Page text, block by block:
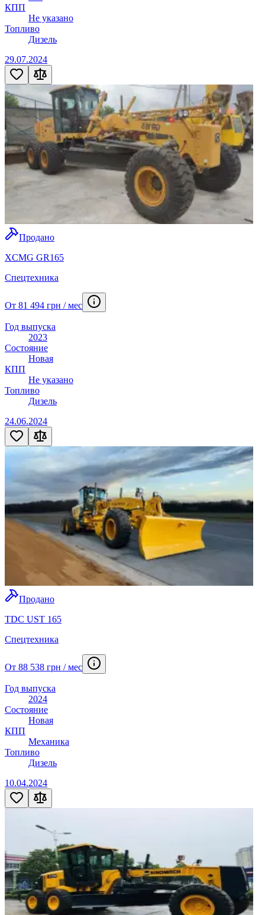
КПП
Не указано
Топливо
Дизель
29.07.2024
Продано
XCMG GR165
Спецтехника
От 81 494 грн / мес
Год выпуска
2023
Состояние
Новая
КПП
Не указано
Топливо
Дизель
24.06.2024
Продано
TDC UST 165
Спецтехника
От 88 538 грн / мес
Год выпуска
2024
Состояние
Новая
КПП
Механика
Топливо
Дизель
10.04.2024